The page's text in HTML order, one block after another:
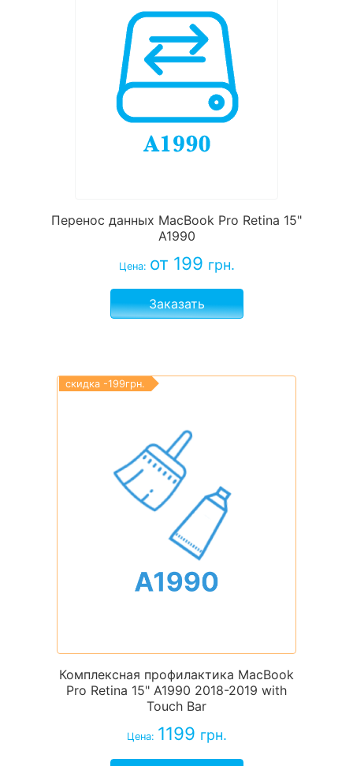
Перенос данных MacBook Pro Retina 15"
A1990
Цена: от 199 грн.
Заказать
скидка -199грн.
Комплексная профилактика MacBook
Pro Retina 15" A1990 2018-2019 with
Touch Bar
Цена: 1199 грн.